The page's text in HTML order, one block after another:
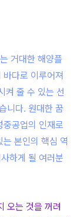
거대한 해양플
다로 이루어져
켜 줄 수 있는 선
니다. 원대한 꿈
공업의 인재로
본인의 핵심 역
하게 될 여러분
오는 것을 꺼려